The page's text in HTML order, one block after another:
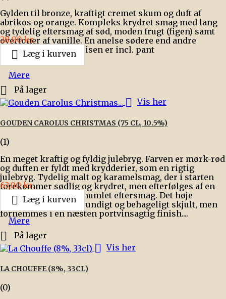
Gylden til bronze, kraftigt cremet skum og duft af
abrikos og orange. Kompleks krydret smag med lang
og tydelig eftersmag af sød, moden frugt (figen) samt
overtoner af vanille. En anelse sødere end andre
tripler. Bemærk - prisen er incl. pant
Pris
28,00 kr.
 Læg i kurven
Mere
 På lager
 Vis her
GOUDEN CAROLUS CHRISTMAS (75 CL, 10.5%)
(1)
En meget kraftig og fyldig julebryg. Farven er mørk-rød
og duften er fyldt med krydderier, som en rigtig
julebryg. Tydelig malt og karamelsmag, der i starten
forekommer sødlig og krydret, men efterfølges af en
behagelig let syrlig, humlet eftersmag. Det høje
alkoholindhold er grundigt og behageligt skjult, men
fornemmes i en næsten portvinsagtig finish....
Pris
63,00 kr.
 Læg i kurven
Mere
 På lager
 Vis her
LA CHOUFFE (8%, 33CL)
(0)